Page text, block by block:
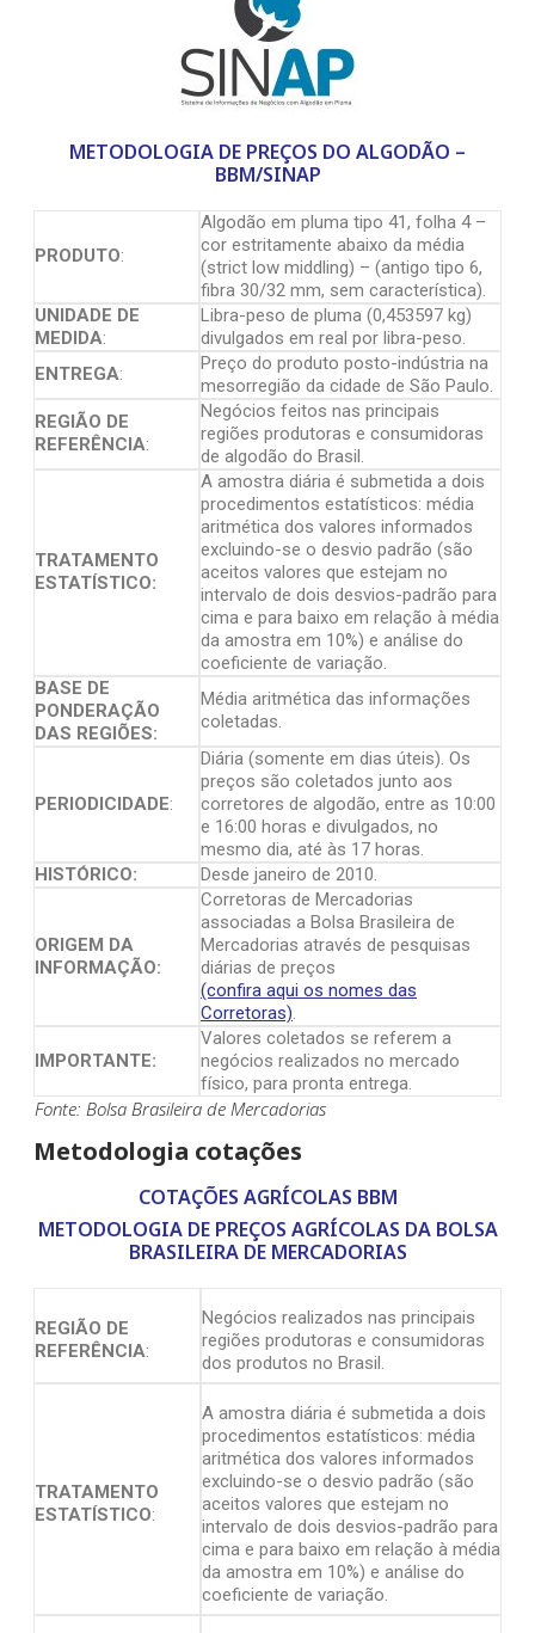
METODOLOGIA DE PREÇOS DO ALGODÃO –
BBM/SINAP
PRODUTO:
Algodão em pluma tipo 41, folha 4 –
cor estritamente abaixo da média
(strict low middling) – (antigo tipo 6,
fibra 30/32 mm, sem característica).
UNIDADE DE
MEDIDA:
Libra-peso de pluma (0,453597 kg)
divulgados em real por libra-peso.
ENTREGA:
Preço do produto posto-indústria na
mesorregião da cidade de São Paulo.
REGIÃO DE
REFERÊNCIA:
Negócios feitos nas principais
regiões produtoras e consumidoras
de algodão do Brasil.
TRATAMENTO
ESTATÍSTICO:
A amostra diária é submetida a dois
procedimentos estatísticos: média
aritmética dos valores informados
excluindo-se o desvio padrão (são
aceitos valores que estejam no
intervalo de dois desvios-padrão para
cima e para baixo em relação à média
da amostra em 10%) e análise do
coeficiente de variação.
BASE DE
PONDERAÇÃO
DAS REGIÕES:
Média aritmética das informações
coletadas.
PERIODICIDADE:
Diária (somente em dias úteis). Os
preços são coletados junto aos
corretores de algodão, entre as 10:00
e 16:00 horas e divulgados, no
mesmo dia, até às 17 horas.
HISTÓRICO:
Desde janeiro de 2010.
ORIGEM DA
INFORMAÇÃO:
Corretoras de Mercadorias
associadas a Bolsa Brasileira de
Mercadorias através de pesquisas
diárias de preços
(confira aqui os nomes das
Corretoras)
IMPORTANTE:
Valores coletados se referem a
negócios realizados no mercado
físico, para pronta entrega.
Fonte: Bolsa Brasileira de Mercadorias
Metodologia cotações
COTAÇÕES AGRÍCOLAS BBM
METODOLOGIA DE PREÇOS AGRÍCOLAS DA BOLSA
BRASILEIRA DE MERCADORIAS
REGIÃO DE
REFERÊNCIA:
Negócios realizados nas principais
regiões produtoras e consumidoras
dos produtos no Brasil.
TRATAMENTO
ESTATÍSTICO:
A amostra diária é submetida a dois
procedimentos estatísticos: média
aritmética dos valores informados
excluindo-se o desvio padrão (são
aceitos valores que estejam no
intervalo de dois desvios-padrão para
cima e para baixo em relação à média
da amostra em 10%) e análise do
coeficiente de variação.